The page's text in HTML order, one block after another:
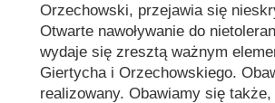
Orzechowski, przejawia się
Otwarte nawoływanie do
wydaje się zresztą ważnym
Giertycha i Orzechowskiego.
realizowany. Obawiamy się